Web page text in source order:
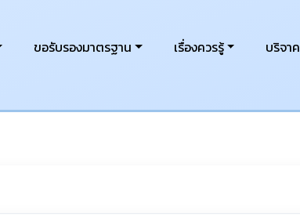
ขอรับรองมาตรฐาน เรื่องควรรู้ บริจาค